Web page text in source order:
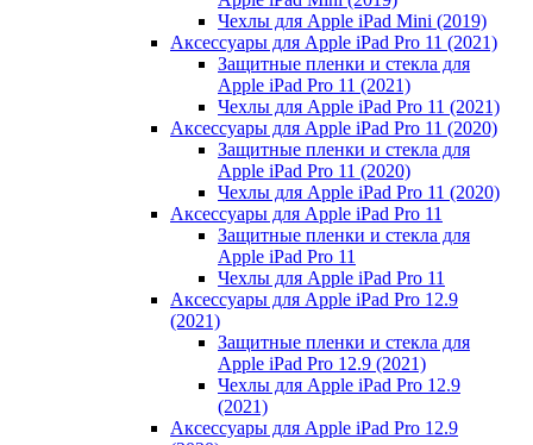
Чехлы для Apple iPad Mini (2019)
Аксессуары для Apple iPad Pro 11 (2021)
Защитные пленки и стекла для
Apple iPad Pro 11 (2021)
Чехлы для Apple iPad Pro 11 (2021)
Аксессуары для Apple iPad Pro 11 (2020)
Защитные пленки и стекла для
Apple iPad Pro 11 (2020)
Чехлы для Apple iPad Pro 11 (2020)
Аксессуары для Apple iPad Pro 11
Защитные пленки и стекла для
Apple iPad Pro 11
Чехлы для Apple iPad Pro 11
Аксессуары для Apple iPad Pro 12.9
(2021)
Защитные пленки и стекла для
Apple iPad Pro 12.9 (2021)
Чехлы для Apple iPad Pro 12.9
(2021)
Аксессуары для Apple iPad Pro 12.9